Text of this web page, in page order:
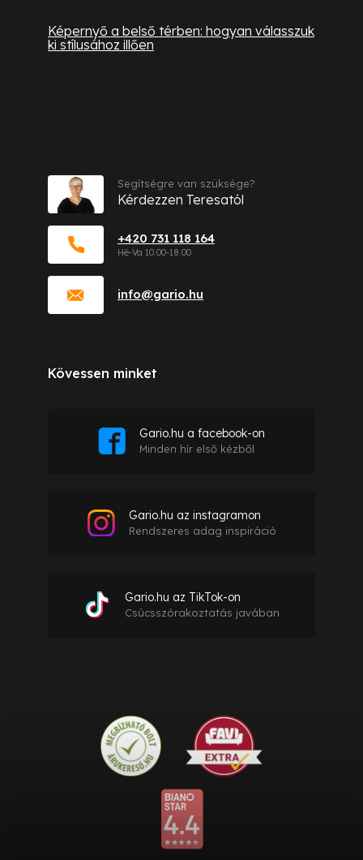
Képernyő a belső térben: hogyan válasszuk
ki stílusához illően
info@gario.hu
+420 731 118 164
Segítségre van szüksége?
Kérdezzen Teresatól
Kövessen minket
Gario.hu a facebook-on
Minden hír első kézből
Gario.hu az instagramon
Rendszeres adag inspiráció
Gario.hu az TikTok-on
Csúcsszórakoztatás javában